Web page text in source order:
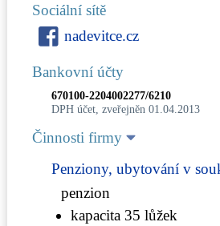
Sociální sítě
nadevitce.cz
Bankovní účty
670100-2204002277/6210
DPH účet, zveřejněn 01.04.2013
Činnosti firmy
Penziony, ubytování v
penzion
kapacita 35 lůžek